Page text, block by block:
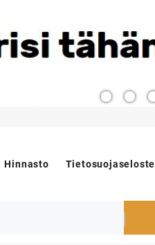
Hinnasto Tietosuojaseloste